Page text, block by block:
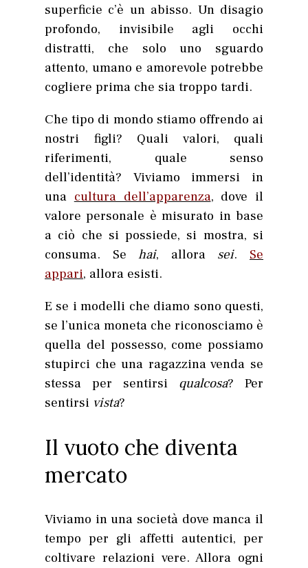
superficie c’è un abisso. Un disagio
profondo, invisibile agli occhi
distratti, che solo uno sguardo
attento, umano e amorevole potrebbe
cogliere prima che sia troppo tardi.
Che tipo di mondo stiamo offrendo ai
nostri figli? Quali valori, quali
riferimenti, quale senso
dell’identità? Viviamo immersi in
una cultura dell’apparenza, dove il
valore personale è misurato in base
a ciò che si possiede, si mostra, si
consuma. Sehai, allora sei. Se
appari, allora esisti.
E se i modelli che diamo sono questi,
se l’unica moneta che riconosciamo è
quella del possesso, come possiamo
stupirci che una ragazzina venda se
stessa per sentirsi qualcosa? Per
sentirsi vista?
Il vuoto che diventa
mercato
Viviamo in una società dove manca il
tempo per gli affetti autentici, per
coltivare relazioni vere. Allora ogni